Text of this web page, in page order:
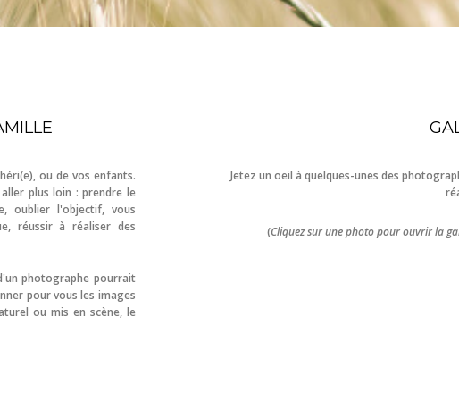
ou de vos enfants.
plus loin : prendre le
oublier l'objectif, vous
réussir à réaliser des
photographe pourrait
pour vous les images
ou mis en scène, le
Jetez un oeil à quelques-unes des
(Cliquez sur une photo pour ouvrir la